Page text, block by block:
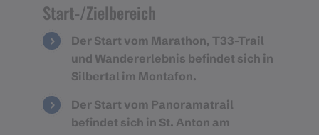
Start-/Zielbereich
Der Start vom Marathon, T33-Trail
und Wandererlebnis befindet sich in
Silbertal im Montafon.
Der Start vom Panoramatrail
befindet sich in St. Anton am